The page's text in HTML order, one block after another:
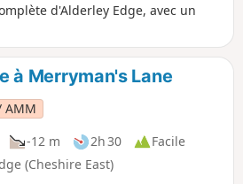
d'Alderley Edge, avec un
à Merryman's Lane
AMM
-12 m 2h 30
Facile
(Cheshire East)